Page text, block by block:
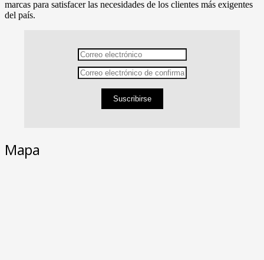
marcas para satisfacer las necesidades de los clientes más exigentes
del país.
Suscribirse
Mapa